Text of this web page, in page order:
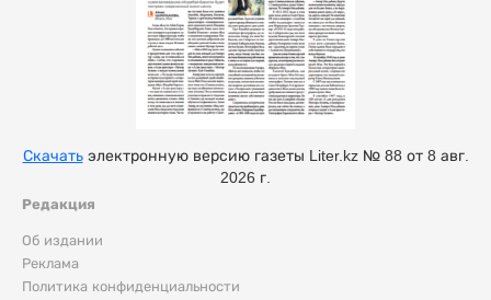
Редакция
Об издании
Реклама
Политика конфиденциальности
Скачатьэлектронную версию газеты Liter.kz № 88 от 8 авг.
2026 г.